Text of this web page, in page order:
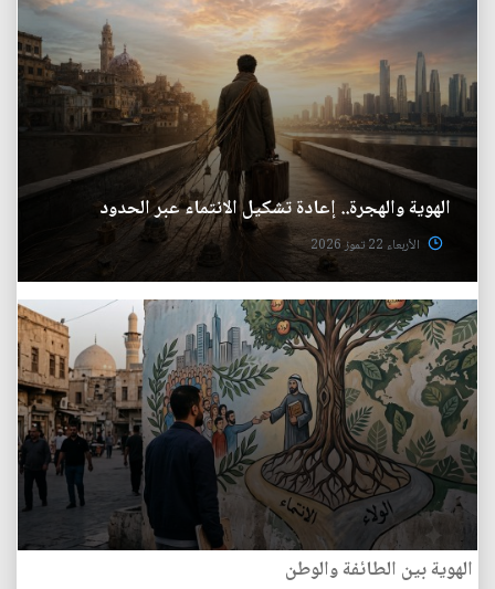
الهوية والهجرة.. إعادة تشكيل الانتماء عبر الحدود
الأربعاء 22 تموز 2026
الهوية بين الطائفة والوطن